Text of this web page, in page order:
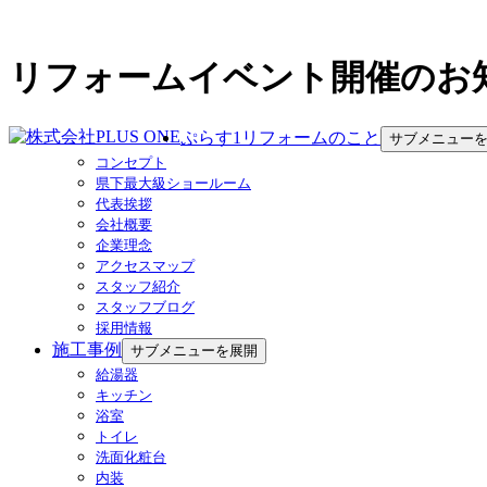
リフォームイベント開催のお
ぷらす1リフォームのこと
サブメニュー
コンセプト
県下最大級ショールーム
代表挨拶
会社概要
企業理念
アクセスマップ
スタッフ紹介
スタッフブログ
採用情報
施工事例
サブメニューを展開
給湯器
キッチン
浴室
トイレ
洗面化粧台
内装